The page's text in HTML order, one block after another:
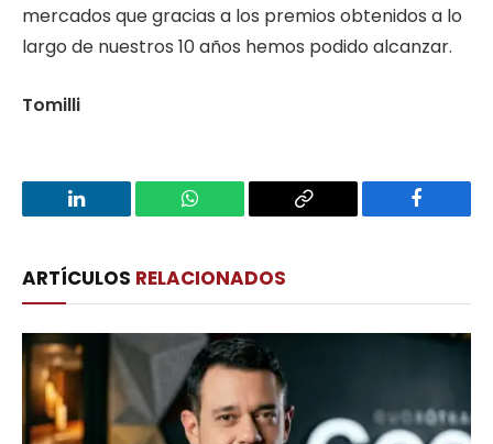
mercados que gracias a los premios obtenidos a lo
largo de nuestros 10 años hemos podido alcanzar.
Tomilli
LinkedIn WhatsApp
Copy
Facebook
ARTÍCULOS RELACIONADOS